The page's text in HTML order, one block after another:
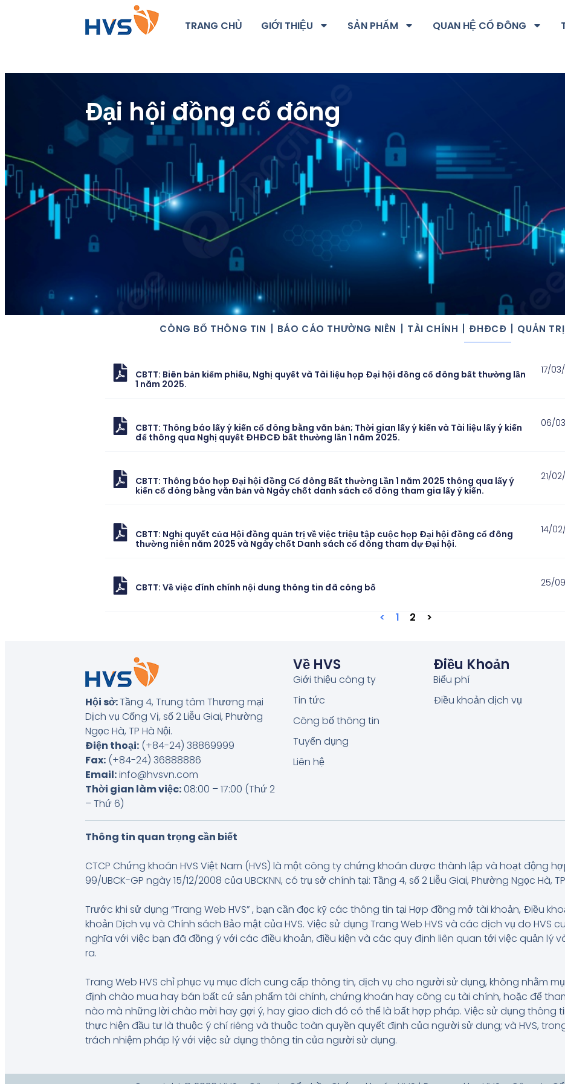
TRANG CHỦ GIỚI THIỆU SẢN PHẨM QUAN HỆ CỔ ĐÔNG
Đại hội đồng cổ đông
CÔNG BỐ THÔNG TIN BÁO CÁO THƯỜNG NIÊN TÀI CHÍNH ĐHĐCĐ QUẢN TRỊ
CBTT: Biên bản kiểm phiếu, Nghị quyết và Tài liệu họp Đại hội đồng cổ đông bất thường lần
1 năm 2025.
17/
CBTT: Thông báo lấy ý kiến cổ đông bằng văn bản; Thời gian lấy ý kiến và Tài liệu lấy ý kiến
để thông qua Nghị quyết ĐHĐCĐ bất thường lần 1 năm 2025.
06/
CBTT: Thông báo họp Đại hội đồng Cổ đông Bất thường Lần 1 năm 2025 thông qua lấy ý
kiến cổ đông bằng văn bản và Ngày chốt danh sách cổ đông tham gia lấy ý kiến.
21/
CBTT: Nghị quyết của Hội đồng quản trị về việc triệu tập cuộc họp Đại hội đồng cổ đông
thường niên năm 2025 và Ngày chốt Danh sách cổ đông tham dự Đại hội.
14/
CBTT: Về việc đính chính nội dung thông tin đã công bố 25/
< 1 2 >
Hội sở:Tầng 4, Trung tâm Thương mại
Dịch vụ Cống Vị, số 2 Liễu Giai, Phường
Ngọc Hà, TP Hà Nội.
Điện thoại:(+84-24) 38869999
Fax:(+84-24) 36888886
Email:info@hvsvn.com
Thời gian làm việc:08:00 – 17:00 (Thứ 2
– Thứ 6)
Về HVS
Giới thiệu công ty
Tin tức
Công bố thông tin
Tuyển dụng
Liên hệ
Điều Khoản
Biểu phí
Điều khoản dịch vụ
Thông tin quan trọng cần biết
CTCP Chứng khoán HVS Việt Nam (HVS) là một công ty chứng khoán được thành lập và hoạt động
99/UBCK-GP ngày 15/12/2008 của UBCKNN, có trụ sở chính tại: Tầng 4, số 2 Liễu Giai, Phường Ngọc Hà,
Trước khi sử dụng “Trang Web HVS” , bạn cần đọc kỹ các thông tin tại Hợp đồng mở tài khoản, Điều
khoản Dịch vụ và Chính sách Bảo mật của HVS. Việc sử dụng Trang Web HVS và các dịch vụ do HVS
nghĩa với việc bạn đã đồng ý với các điều khoản, điều kiện và các quy định liên quan tới việc quản lý
ra.
Trang Web HVS chỉ phục vụ mục đích cung cấp thông tin, dịch vụ cho người sử dụng, không nhằm
định chào mua hay bán bất cứ sản phẩm tài chính, chứng khoán hay công cụ tài chính, hoặc để
nào mà những lời chào mời hay gợi ý, hay giao dich đó có thể là bất hợp pháp. Việc sử dụng thông
thực hiện đầu tư là thuộc ý chí riêng và thuộc toàn quyền quyết định của người sử dụng; và HVS,
trách nhiệm pháp lý với việc sử dụng thông tin của người sử dụng.